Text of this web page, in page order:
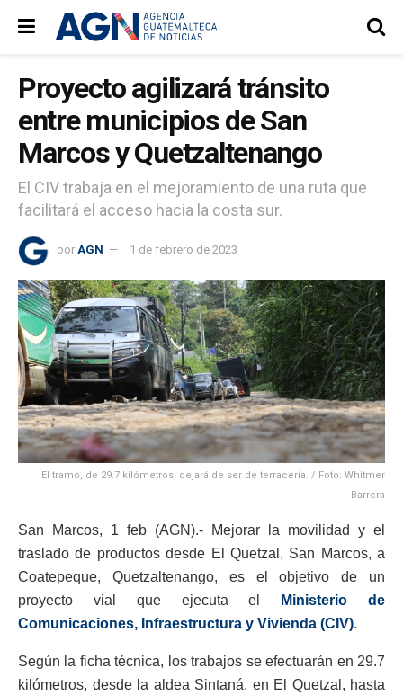
Proyecto agilizará tránsito
entre municipios de San
Marcos y Quetzaltenango
El CIV trabaja en el mejoramiento de una ruta que
facilitará el acceso hacia la costa sur.
por AGN 1 de febrero de 2023
El tramo, de 29.7 kilómetros, dejará de ser de terracería. / Foto: Whitmer
Barrera
San Marcos, 1 feb (AGN).- Mejorar la movilidad y el
traslado de productos desde El Quetzal, San Marcos, a
Coatepeque, Quetzaltenango, es el objetivo de un
proyecto vial que ejecuta el
Ministerio de
Comunicaciones, Infraestructura y Vivienda (CIV).
Según la ficha técnica, los trabajos se efectuarán en 29.7
kilómetros, desde la aldea Sintaná, en El Quetzal, hasta